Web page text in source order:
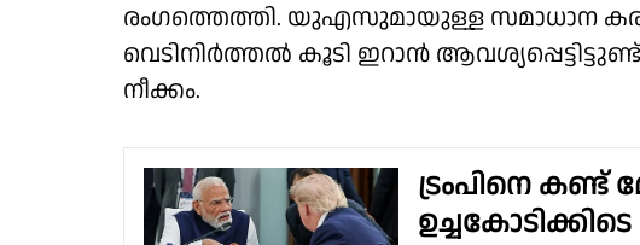
രംഗത്തെത്തി. യുഎസുമായുള്ള സമാധാന
വെടിനിര്‍ത്തല്‍ കൂടി ഇറാന്‍
നീക്കം.
ട്രംപിനെ കണ്ട്
ഉച്ചകോടിക്കിടെ